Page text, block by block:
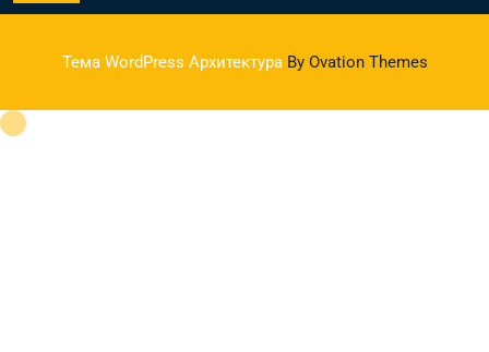
Тема WordPress Архитектура By Ovation Themes